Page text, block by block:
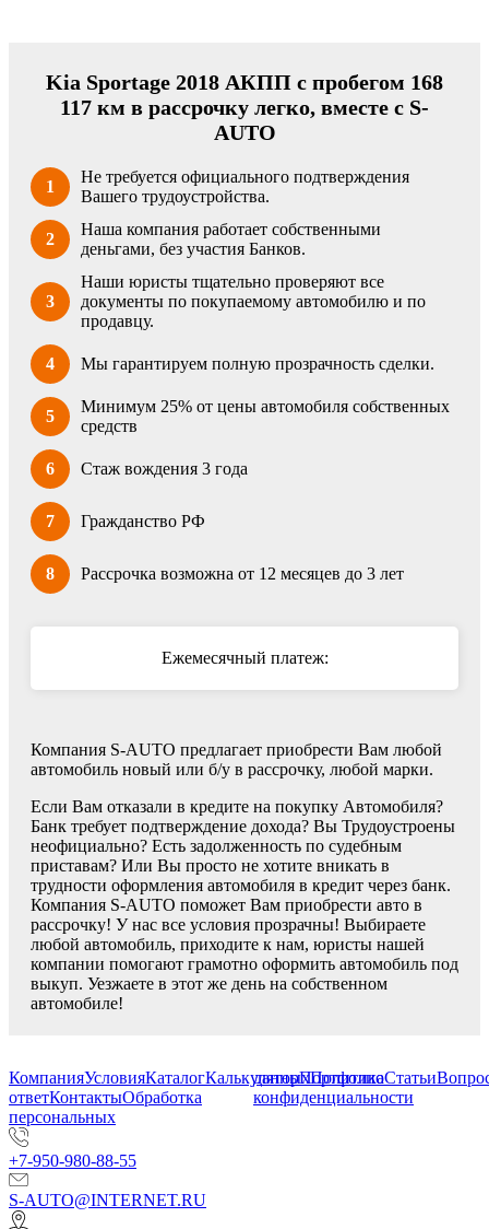
Kia Sportage 2018 АКПП с пробегом 168
117 км в рассрочку легко, вместе с S-
AUTO
1
Не требуется официального подтверждения
Вашего трудоустройства.
2
Наша компания работает собственными
деньгами, без участия Банков.
3
Наши юристы тщательно проверяют все
документы по покупаемому автомобилю и по
продавцу.
4 Мы гарантируем полную прозрачность сделки.
5
Минимум 25% от цены автомобиля собственных
средств
6 Стаж вождения 3 года
7 Гражданство РФ
8 Рассрочка возможна от 12 месяцев до 3 лет
Ежемесячный платеж:
Компания S-AUTO предлагает приобрести Вам любой
автомобиль новый или б/у в рассрочку, любой марки.
Если Вам отказали в кредите на покупку Автомобиля?
Банк требует подтверждение дохода? Вы Трудоустроены
неофициально? Есть задолженность по судебным
приставам? Или Вы просто не хотите вникать в
трудности оформления автомобиля в кредит через банк.
Компания S-AUTO поможет Вам приобрести авто в
рассрочку! У нас все условия прозрачны! Выбираете
любой автомобиль, приходите к нам, юристы нашей
компании помогают грамотно оформить автомобиль под
выкуп. Уезжаете в этот же день на собственном
автомобиле!
КомпанияУсловияКаталогКалькуляторПортфолиоСтатьи
ответКонтактыОбработка
персональных
данныхПолитика
конфиденциальности
+7-950-980-88-55
S-AUTO@INTERNET.RU